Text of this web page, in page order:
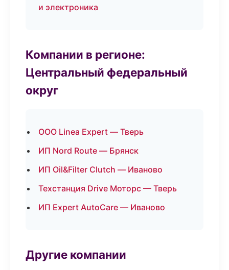
и электроника
Компании в регионе:
Центральный федеральный
округ
ООО Linea Expert — Тверь
ИП Nord Route — Брянск
ИП Oil&Filter Clutch — Иваново
Техстанция Drive Моторс — Тверь
ИП Expert AutoCare — Иваново
Другие компании